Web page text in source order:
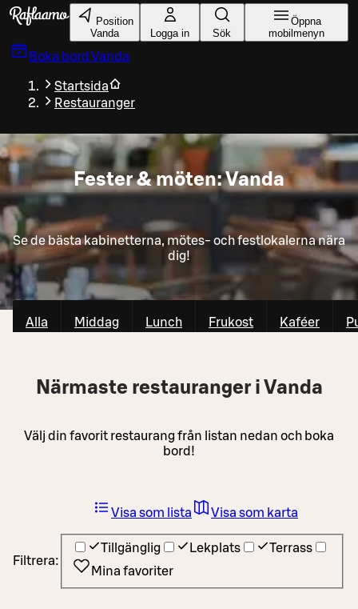
Gå till huvudinnehållet
Position
Vanda
Logga in Sök
Öppna
mobilmenyn
Boka bord Vanda
Startsida
Restauranger
Fester & möten: Vanda
Se de bästa kabinetterna, mötes- och festlokalerna nära
dig!
Alla Middag Lunch Frukost Kaféer
Närmaste restauranger i Vanda
Välj din favorit restaurang från listan nedan och boka
bord!
Filtrera:
Tillgänglig Lekplats
Terrass
Mina favoriter
Visa som lista Visa som karta